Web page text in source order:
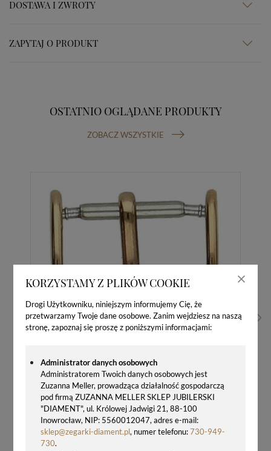
KORZYSTAMY Z PLIKÓW COOKIE
Drogi Użytkowniku, niniejszym informujemy Cię, że
przetwarzamy Twoje dane osobowe. Zanim wejdziesz na naszą
stronę, zapoznaj się proszę z poniższymi informacjami:
Administrator danych osobowych
Administratorem Twoich danych osobowych jest
Zuzanna Meller, prowadząca działalność gospodarczą
pod firmą ZUZANNA MELLER SKLEP JUBILERSKI
"DIAMENT", ul. Królowej Jadwigi 21, 88-100
Inowrocław, NIP: 5560012047, adres e-mail:
sklep@zegarki-diament.pl, numer telefonu:730-949-
730.
DOSTAWA I ZWROTY
ZAPYTAJ O PRODUKT
OSTATNIO OGLĄDANE PRODUKTY
ZOBACZ WSZYSTKIE